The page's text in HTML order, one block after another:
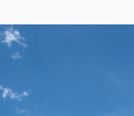
(view at maps of
в долине р. Урубамба
м. на правом берегу р. Patakancha
XV веке древнее поселение было
центр на холме Cerro
между которыми расположены
3000 м н. у. м. находится ещё один